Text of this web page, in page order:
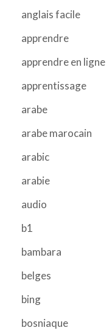
anglais facile
apprendre
apprendre en ligne
apprentissage
arabe
arabe marocain
arabic
arabie
audio
b1
bambara
belges
bing
bosniaque